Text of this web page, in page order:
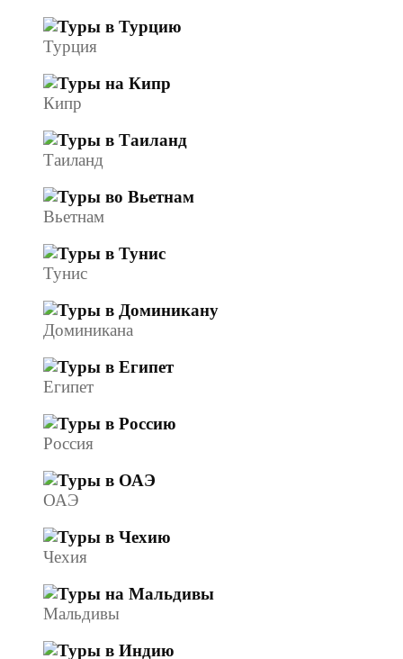
Турция
Кипр
Таиланд
Вьетнам
Тунис
Доминикана
Египет
Россия
ОАЭ
Чехия
Мальдивы